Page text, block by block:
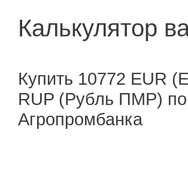
Калькулятор
Купить 10772 EUR
RUP (Рубль ПМР) по
Агропромбанка